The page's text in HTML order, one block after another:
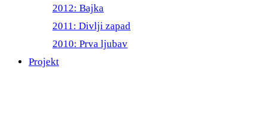
2012: Bajka
2011: Divlji zapad
2010: Prva ljubav
Projekt